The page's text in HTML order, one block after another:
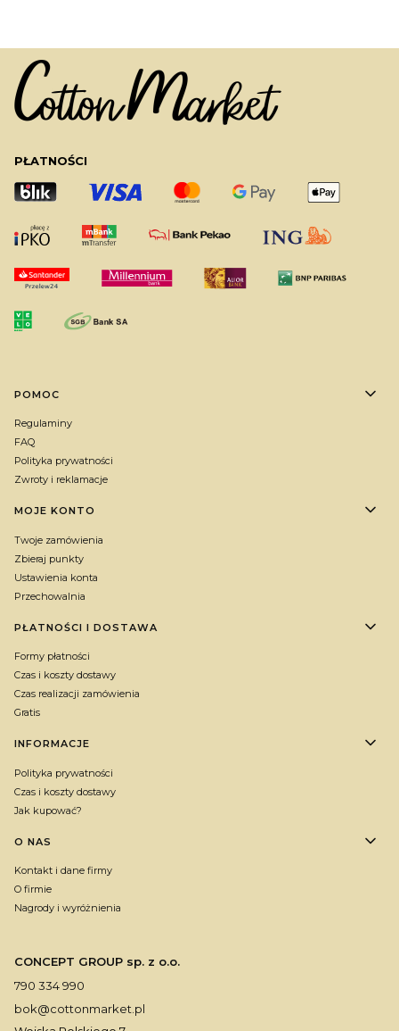
PŁATNOŚCI
Linki w stopce
POMOC
Regulaminy
FAQ
Polityka prywatności
Zwroty i reklamacje
MOJE KONTO
Twoje zamówienia
Zbieraj punkty
Ustawienia konta
Przechowalnia
PŁATNOŚCI I DOSTAWA
Formy płatności
Czas i koszty dostawy
Czas realizacji zamówienia
Gratis
INFORMACJE
Polityka prywatności
Czas i koszty dostawy
Jak kupować?
O NAS
Kontakt i dane firmy
O firmie
Nagrody i wyróżnienia
CONCEPT GROUP sp. z o.o.
790 334 990
bok@cottonmarket.pl